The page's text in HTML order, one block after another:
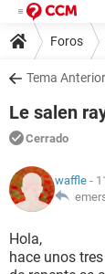
Foros
Tema Anterior
Le salen
Cerrado
waffle -
Hola,
hace unos